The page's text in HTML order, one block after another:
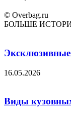
© Overbag.ru
БОЛЬШЕ
Эксклюзивные
16.05.2026
Виды